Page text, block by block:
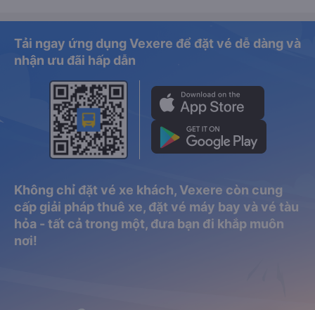
Tải ngay ứng dụng Vexere để đặt vé dễ dàng và
nhận ưu đãi hấp dẫn
Không chỉ đặt vé xe khách, Vexere còn cung
cấp giải pháp thuê xe, đặt vé máy bay và vé tàu
hỏa - tất cả trong một, đưa bạn đi khắp muôn
nơi!